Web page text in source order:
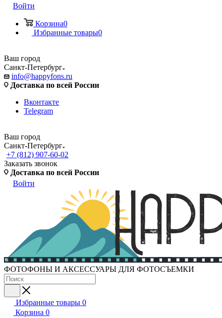
Войти
Корзина0
Избранные товары0
Ваш город
Санкт-Петербург
info@happyfons.ru
Доставка по всей России
Вконтакте
Telegram
Ваш город
Санкт-Петербург
+7 (812) 907-60-02
Заказать звонок
Доставка по всей России
Войти
ФОТОФОНЫ И АКСЕССУАРЫ ДЛЯ ФОТОСЪЕМКИ
Избранные товары 0
Корзина 0